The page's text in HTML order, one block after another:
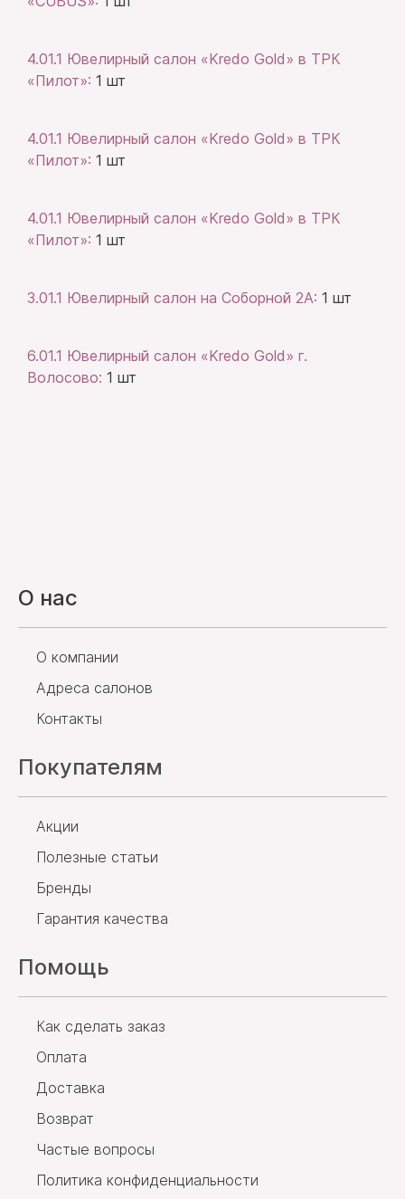
4.01.1 Ювелирный салон «Kredo Gold» в ТРК
«Пилот»: 1 шт
4.01.1 Ювелирный салон «Kredo Gold» в ТРК
«Пилот»: 1 шт
4.01.1 Ювелирный салон «Kredo Gold» в ТРК
«Пилот»: 1 шт
3.01.1 Ювелирный салон на Соборной 2А: 1 шт
6.01.1 Ювелирный салон «Kredo Gold» г.
Волосово: 1 шт
О нас
О компании
Адреса салонов
Контакты
Покупателям
Акции
Полезные статьи
Бренды
Гарантия качества
Помощь
Как сделать заказ
Оплата
Доставка
Возврат
Частые вопросы
Политика конфиденциальности